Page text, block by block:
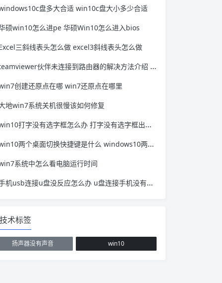
盘多大合适 win10c盘大小多少合适
硕win10怎么进pe 华硕Win10怎么进入bios
三斜线表头怎么做 excel3斜线表头怎么做
伙伴未连接到路由器的解决方法介绍 teamviewer无法连接伙伴 原因未知
创建还原点在哪 win7还原点在哪里
地win7系统关机很慢该如何修复
打字没有选字框怎么办 打字没有选字框出来win10
两个桌面切换快捷键是什么 windows10两个桌面切换快捷键
系统中怎么看电脑运行时间
机usb连接u盘没反应怎么办 u盘连接手机没有反应
技术标签
扬声器没有声音 win10